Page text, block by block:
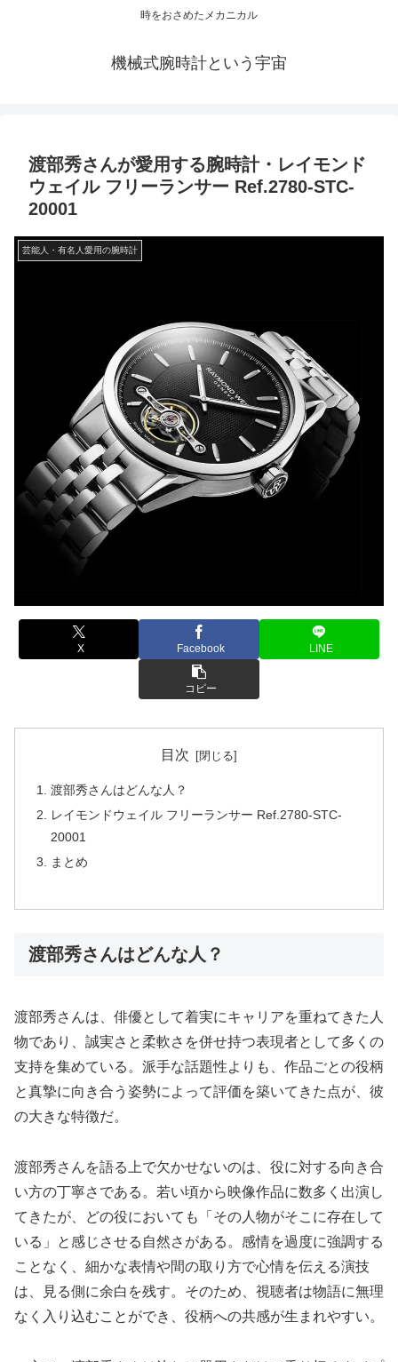
時をおさめたメカニカル
機械式腕時計という宇宙
渡部秀さんが愛用する腕時計・レイモンド
ウェイル フリーランサー Ref.2780-STC-
20001
芸能人・有名人愛用の腕時計
X Facebook LINE
コピー
目次
渡部秀さんはどんな人？
レイモンドウェイル フリーランサー Ref.2780-STC-
20001
まとめ
渡部秀さんはどんな人？
渡部秀さんは、俳優として着実にキャリアを重ねてきた人
物であり、誠実さと柔軟さを併せ持つ表現者として多くの
支持を集めている。派手な話題性よりも、作品ごとの役柄
と真摯に向き合う姿勢によって評価を築いてきた点が、彼
の大きな特徴だ。
渡部秀さんを語る上で欠かせないのは、役に対する向き合
い方の丁寧さである。若い頃から映像作品に数多く出演し
てきたが、どの役においても「その人物がそこに存在して
いる」と感じさせる自然さがある。感情を過度に強調する
ことなく、細かな表情や間の取り方で心情を伝える演技
は、見る側に余白を残す。そのため、視聴者は物語に無理
なく入り込むことができ、役柄への共感が生まれやすい。